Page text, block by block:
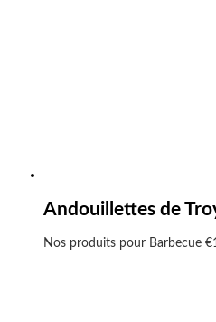
Andouillettes de
Nos produits pour Barbecue €